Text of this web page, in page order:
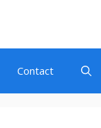
Contact